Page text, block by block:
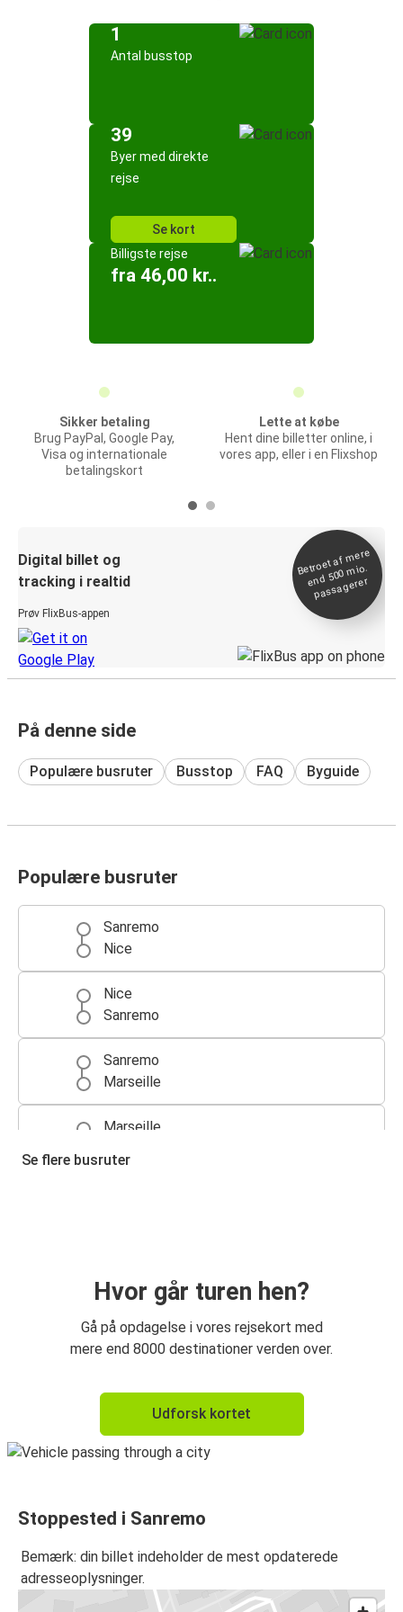
1
Antal busstop
39
Byer med direkte
rejse
Se kort
Billigste rejse
fra 46,00 kr..
Sikker betaling
Brug PayPal, Google Pay,
Visa og internationale
betalingskort
Lette at købe
Hent dine billetter online, i
vores app, eller i en Flixshop
Digital billet og
tracking i realtid
Prøv FlixBus-appen
Betroet af
mere
end 500
mio.
passagerer
På denne side
Populære busruter Busstop FAQ Byguide
Populære busruter
Sanremo
Nice
Nice
Sanremo
Sanremo
Marseille
Marseille
Sanremo
Se flere busruter
Hvor går turen hen?
Gå på opdagelse i vores rejsekort med
mere end 8000 destinationer verden over.
Udforsk kortet
Stoppested i Sanremo
Bemærk: din billet indeholder de mest opdaterede
adresseoplysninger.